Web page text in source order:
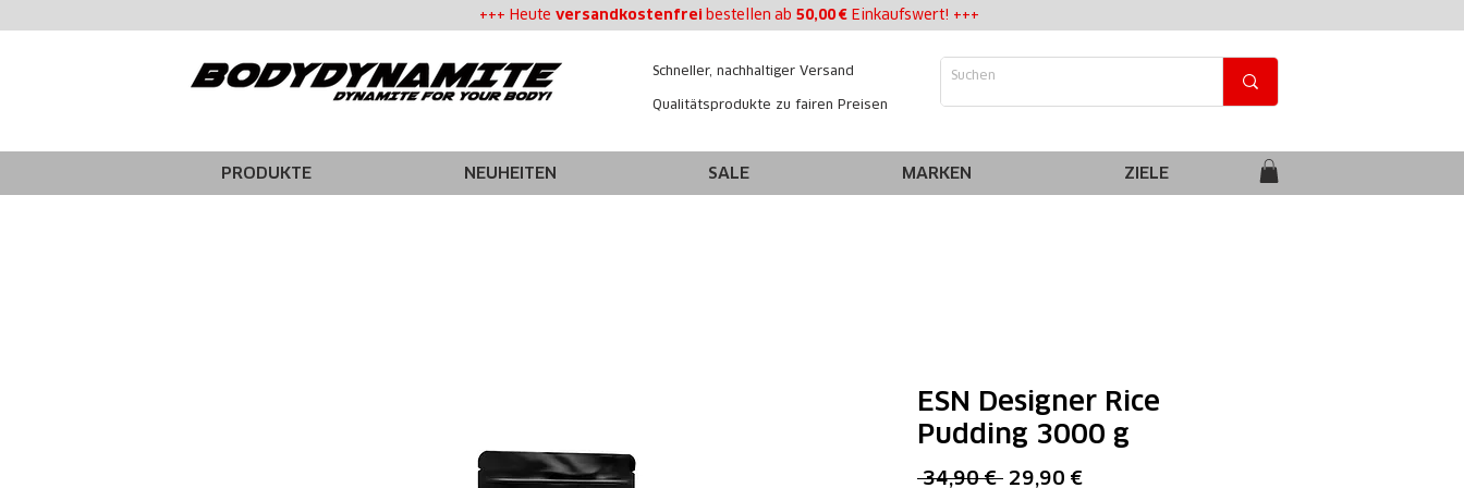
+++ Heute versandkostenfrei bestellen ab 50,00 € Einkaufswert! +++
Schneller, nachhaltiger Versand
Qualitätsprodukte zu fairen Preisen
PRODUKTE NEUHEITEN SALE MARKEN ZIELE
ESN Designer Rice
Pudding 3000 g
34,90 € Standardpreis
29,90 €